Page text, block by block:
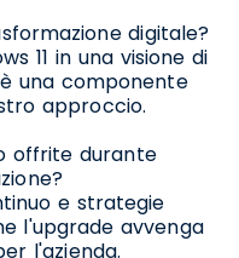
digitale?
11 in una visione di
è una componente
approccio.
offrite durante
e strategie
l'upgrade avvenga
l'azienda.